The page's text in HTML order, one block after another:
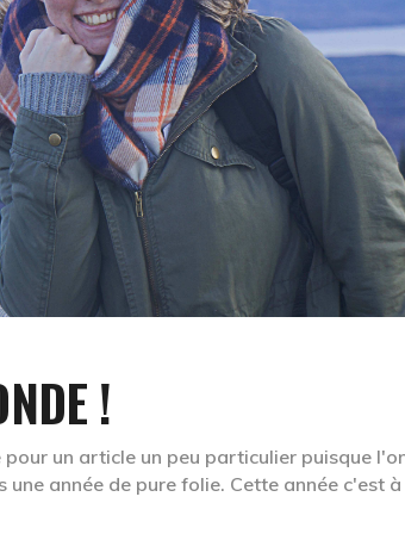
!
un article un peu particulier puisque
année de pure folie. Cette année c'est à